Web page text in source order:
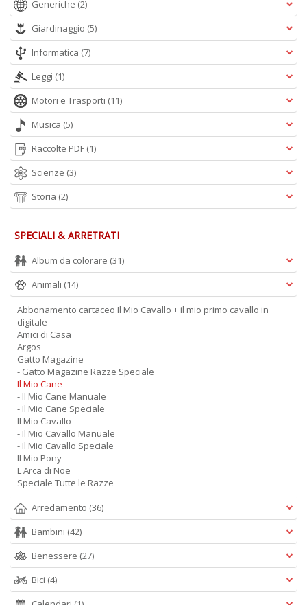
Generiche (2)
Giardinaggio (5)
Informatica (7)
Leggi (1)
Motori e Trasporti (11)
Musica (5)
Raccolte PDF (1)
Scienze (3)
Storia (2)
SPECIALI & ARRETRATI
Album da colorare (31)
Animali (14)
Abbonamento cartaceo Il Mio Cavallo + il mio primo cavallo in
digitale
Amici di Casa
Argos
Gatto Magazine
- Gatto Magazine Razze Speciale
Il Mio Cane
- Il Mio Cane Manuale
- Il Mio Cane Speciale
Il Mio Cavallo
- Il Mio Cavallo Manuale
- Il Mio Cavallo Speciale
Il Mio Pony
L Arca di Noe
Speciale Tutte le Razze
Arredamento (36)
Bambini (42)
Benessere (27)
Bici (4)